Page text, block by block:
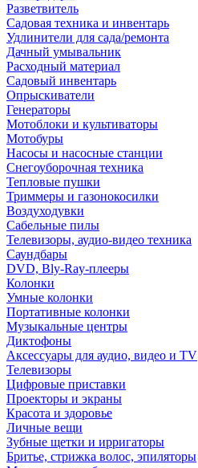
Разветвитель
Садовая техника и инвентарь
Удлинители для сада/ремонта
Дачный умывальник
Расходный материал
Садовый инвентарь
Опрыскиватели
Генераторы
Мотоблоки и культиваторы
Мотобуры
Насосы и насосные станции
Снегоуборочная техника
Тепловые пушки
Триммеры и газонокосилки
Воздуходувки
Сабельные пилы
Телевизоры, аудио-видео техника
Саундбары
DVD, Bly-Ray-плееры
Колонки
Умные колонки
Портативные колонки
Музыкальные центры
Диктофоны
Аксессуары для аудио, видео и TV
Телевизоры
Цифровые приставки
Проекторы и экраны
Красота и здоровье
Личные вещи
Зубные щетки и ирригаторы
Бритье, стрижка волос, эпиляторы